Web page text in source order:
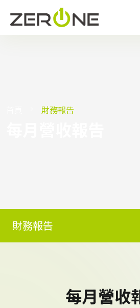
財務報告
財務報告
每月營收